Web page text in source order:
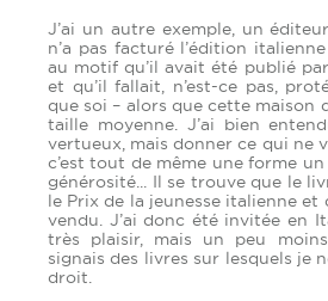
J’ai un autre exemple, un
n’a pas facturé l’édition
au motif qu’il avait été publié
et qu’il fallait, n’est-ce pas,
que soi – alors que cette maison
taille moyenne. J’ai bien
vertueux, mais donner ce qui ne
c’est tout de même une forme
générosité... Il se trouve que le
le Prix de la jeunesse italienne et
vendu. J’ai donc été invitée en
très plaisir, mais un peu
signais des livres sur lesquels je
droit.